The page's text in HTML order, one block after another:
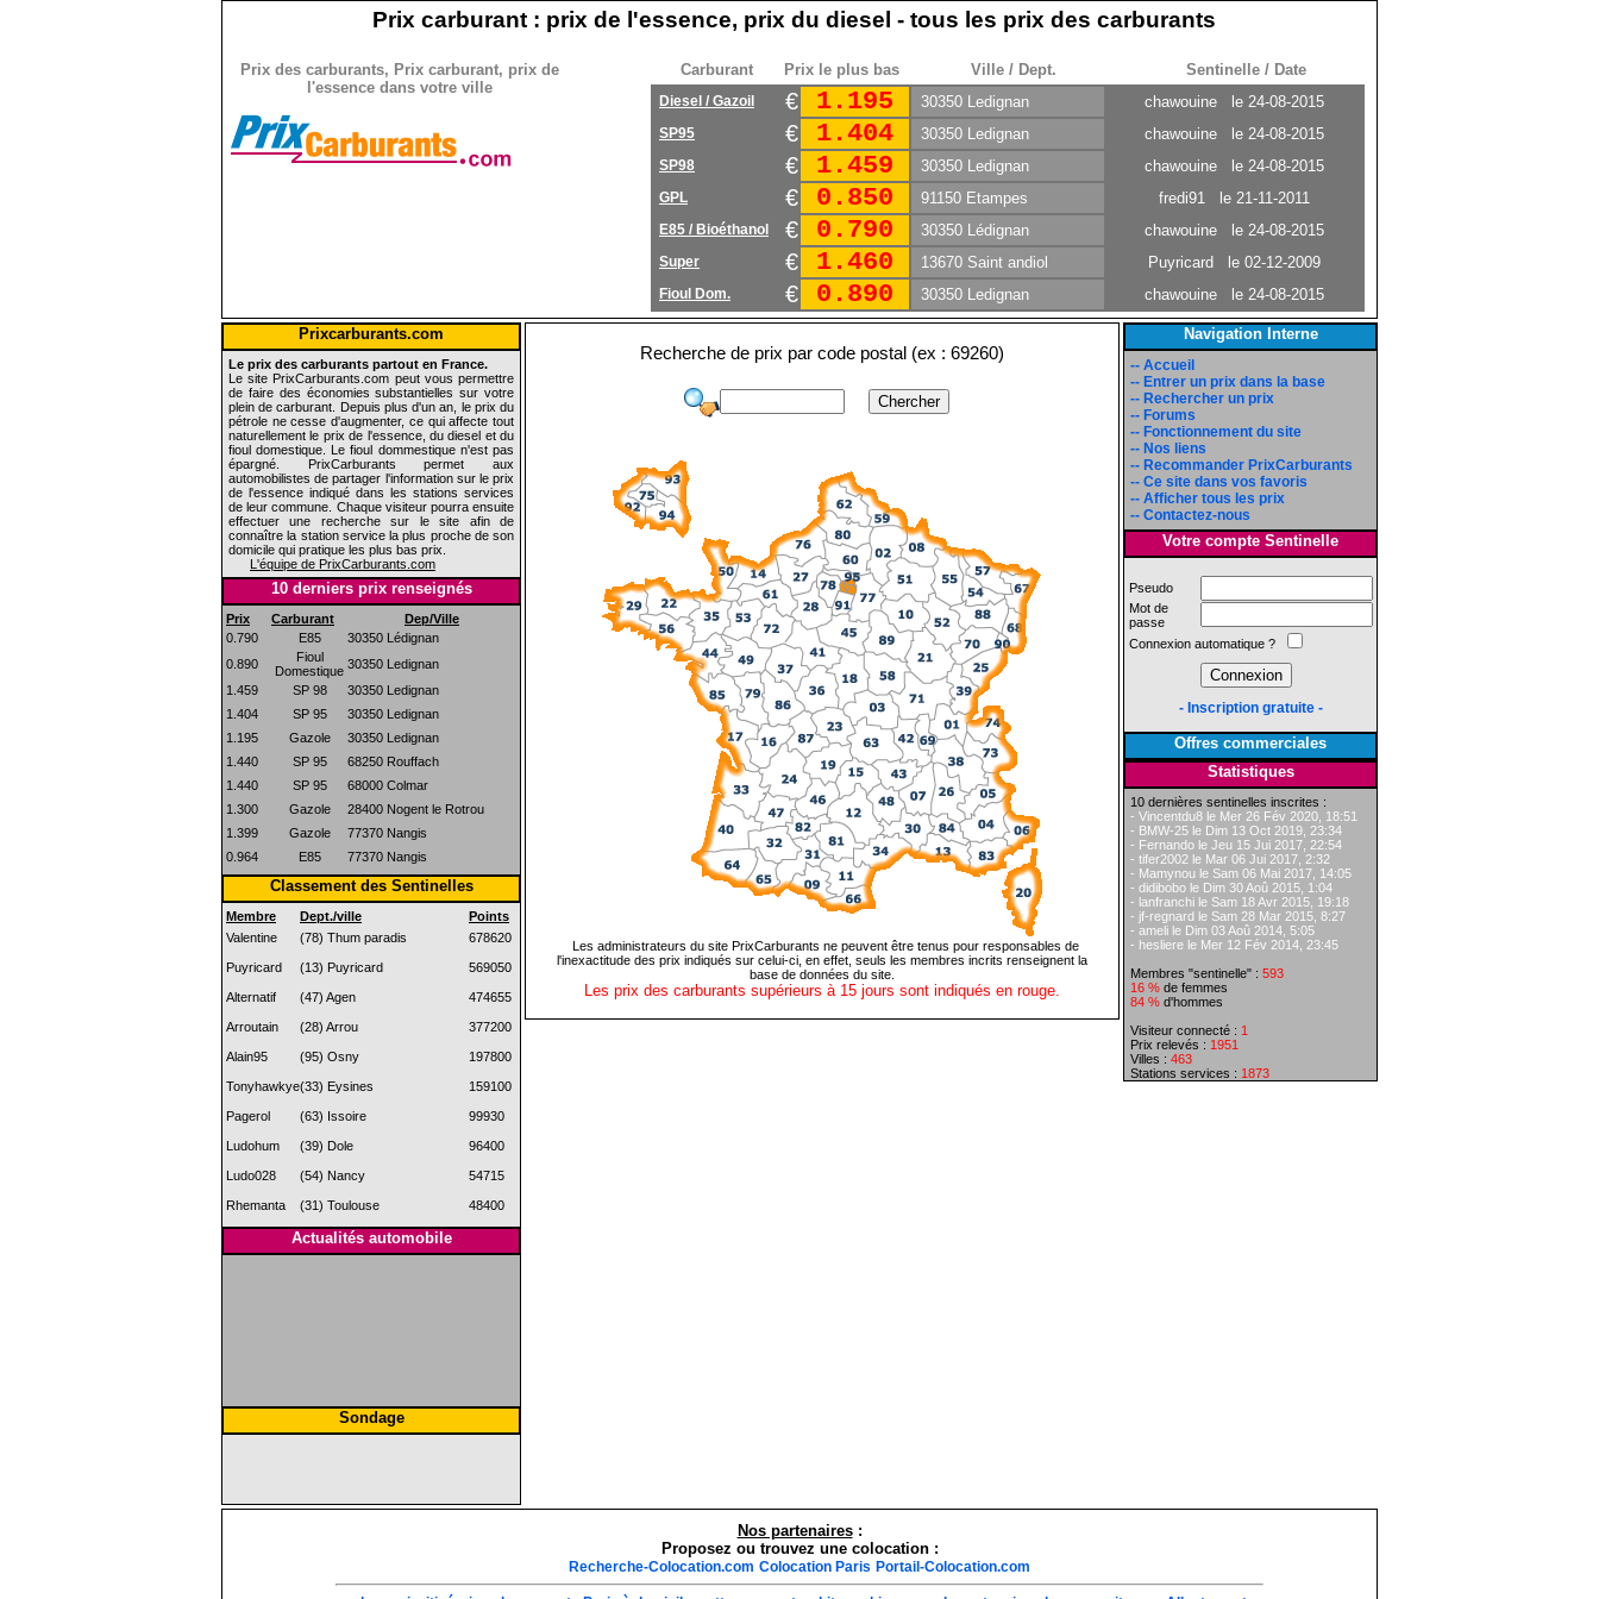
Prix carburant : prix de l'essence, prix du diesel - tous les prix des carburants
Prix des carburants, Prix carburant, prix de
l'essence dans votre ville
Carburant Prix le plus bas Ville / Dept. Sentinelle / Date
Diesel / Gazoil € 1.195 30350 Ledignan chawouine le 24-08-2015
SP95 € 1.404 30350 Ledignan chawouine le 24-08-2015
SP98 € 1.459 30350 Ledignan chawouine le 24-08-2015
GPL € 0.850 91150 Etampes fredi91 le 21-11-2011
E85 / Bioéthanol € 0.790 30350 Lédignan chawouine le 24-08-2015
Super € 1.460 13670 Saint andiol Puyricard le 02-12-2009
Fioul Dom. € 0.890 30350 Ledignan chawouine le 24-08-2015
Prixcarburants.com
Le prix des carburants partout en France.
Le site PrixCarburants.com peut vous permettre
de faire des économies substantielles sur votre
plein de carburant. Depuis plus d'un an, le prix du
pétrole ne cesse d'augmenter, ce qui affecte tout
naturellement le prix de l'essence, du diesel et du
fioul domestique. Le fioul dommestique n'est pas
épargné. PrixCarburants permet aux
automobilistes de partager l'information sur le prix
de l'essence indiqué dans les stations services
de leur commune. Chaque visiteur pourra ensuite
effectuer une recherche sur le site afin de
connaître la station service la plus proche de son
domicile qui pratique les plus bas prix.
L'équipe de PrixCarburants.com
10 derniers prix renseignés
Prix Carburant
Dep/Ville
0.790
E85
30350 Lédignan
0.890
Fioul
Domestique 30350 Ledignan
1.459
SP 98
30350 Ledignan
1.404
SP 95
30350 Ledignan
1.195
Gazole
30350 Ledignan
1.440
SP 95
68250 Rouffach
1.440
SP 95
68000 Colmar
1.300
Gazole
28400 Nogent le Rotrou
1.399
Gazole
77370 Nangis
0.964
E85 77370 Nangis
Classement des Sentinelles
Membre Dept./ville
Points
Valentine
(78) Thum paradis 678620
Puyricard (13) Puyricard 569050
Alternatif (47) Agen 474655
Arroutain (28) Arrou 377200
Alain95 (95) Osny 197800
Tonyhawkye(33) Eysines 159100
Pagerol (63) Issoire 99930
Ludohum (39) Dole 96400
Ludo028 (54) Nancy 54715
Rhemanta (31) Toulouse 48400
Actualités automobile
Sondage
Recherche de prix par code postal (ex : 69260)
Les administrateurs du site PrixCarburants ne peuvent être tenus pour responsables de
l'inexactitude des prix indiqués sur celui-ci, en effet, seuls les membres incrits renseignent la
base de données du site.
Les prix des carburants supérieurs à 15 jours sont indiqués en rouge.
Navigation Interne
-- Accueil
-- Entrer un prix dans la base
-- Rechercher un prix
-- Forums
-- Fonctionnement du site
-- Nos liens
-- Recommander PrixCarburants
-- Ce site dans vos favoris
-- Afficher tous les prix
-- Contactez-nous
Votre compte Sentinelle
Pseudo
Mot de
passe
Connexion automatique ?
- Inscription gratuite -
Offres commerciales
Statistiques
10 dernières sentinelles inscrites :
- Vincentdu8 le Mer 26 Fév 2020, 18:51
- BMW-25 le Dim 13 Oct 2019, 23:34
- Fernando le Jeu 15 Jui 2017, 22:54
- tifer2002 le Mar 06 Jui 2017, 2:32
- Mamynou le Sam 06 Mai 2017, 14:05
- didibobo le Dim 30 Aoû 2015, 1:04
- lanfranchi le Sam 18 Avr 2015, 19:18
- jf-regnard le Sam 28 Mar 2015, 8:27
- ameli le Dim 03 Aoû 2014, 5:05
- hesliere le Mer 12 Fév 2014, 23:45
Membres "sentinelle" : 593
16 % de femmes
84 % d'hommes
Visiteur connecté : 1
Prix relevés : 1951
Villes : 463
Stations services : 1873
Nos partenaires:
Proposez ou trouvez une colocation :
Recherche-Colocation.com Colocation Paris Portail-Colocation.com